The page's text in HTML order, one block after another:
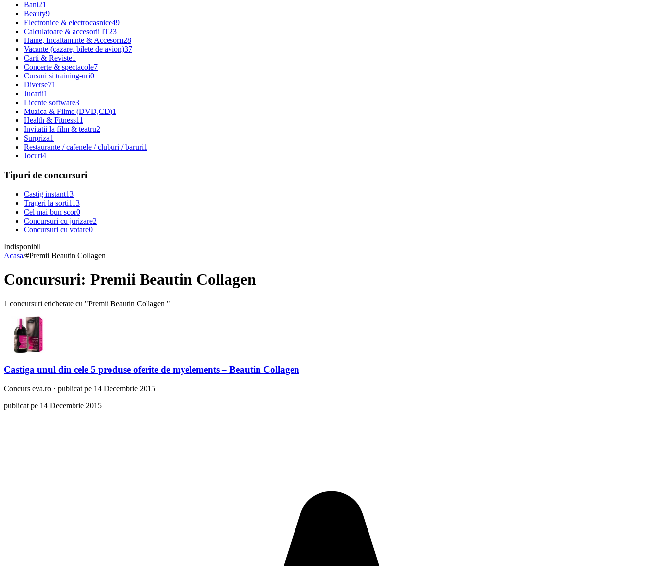
Bani21
Beauty9
Electronice & electrocasnice49
Calculatoare & accesorii IT23
Haine, Incaltaminte & Accesorii28
Vacante (cazare, bilete de avion)37
Carti & Reviste1
Concerte & spectacole7
Cursuri si training-uri0
Diverse71
Jucarii1
Licente software3
Muzica & Filme (DVD,CD)1
Health & Fitness11
Invitatii la film & teatru2
Surpriza1
Restaurante / cafenele / cluburi / baruri1
Jocuri4
Tipuri de concursuri
Castig instant13
Trageri la sorti113
Cel mai bun scor0
Concursuri cu jurizare2
Concursuri cu votare0
Indisponibil
Acasa/#Premii Beautin Collagen
Concursuri: Premii Beautin Collagen
1 concursuri etichetate cu "Premii Beautin Collagen "
Castiga unul din cele 5 produse oferite de myelements – Beautin Collagen
Concurs eva.ro · publicat pe 14 Decembrie 2015
publicat pe 14 Decembrie 2015